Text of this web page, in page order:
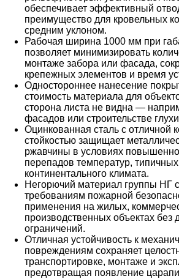
обеспечивает эффективный
преимущество для кровельных
средним уклоном.
Рабочая ширина 1000 мм при
позволяет минимизировать
монтаже забора или фасада,
крепежных элементов и время
Одностороннее нанесение
стоимость материала для
сторона листа не видна —
фасадов или строительстве
Оцинкованная сталь с отличной
стойкостью защищает
ржавчины в условиях
перепадов температур,
континентального климата.
Негорючий материал группы НГ
требованиям пожарной
применения на жилых,
производственных объектах без
ограничений.
Отличная устойчивость к
повреждениям сохраняет
транспортировке, монтаже и
предотвращая появление